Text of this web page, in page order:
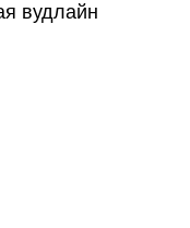
вудлайн